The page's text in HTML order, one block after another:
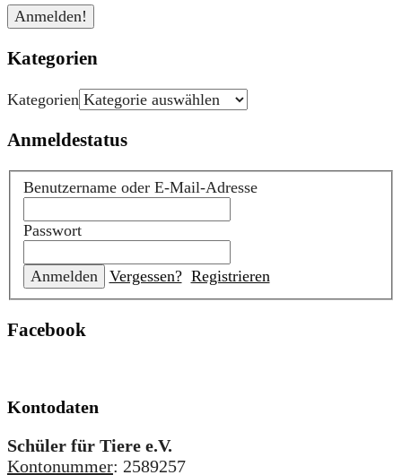
Kategorien
Kategorien
Anmeldestatus
Benutzername oder E-Mail-Adresse
Passwort
Vergessen? Registrieren
Facebook
Kontodaten
Schüler für Tiere e.V.
Kontonummer: 2589257